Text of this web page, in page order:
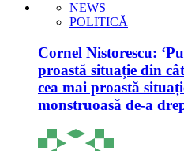
NEWS
POLITICĂ
Cornel Nistorescu:
proastă situație din
cea mai proastă
monstruoasă de-a